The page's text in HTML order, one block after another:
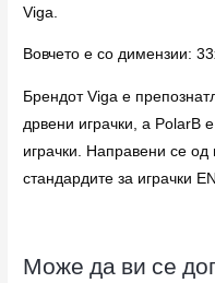
Viga.
Вовчето е со димензии:
Брендот Viga е
дрвени играчки, а PolarB
играчки. Направени се од
стандардите за играчки
Може да ви се